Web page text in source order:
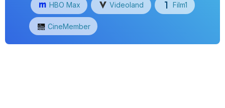
HBO Max Videoland Film1
CineMember